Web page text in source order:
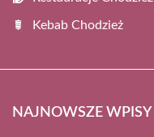
Kebab Chodzież
NAJNOWSZE WPISY